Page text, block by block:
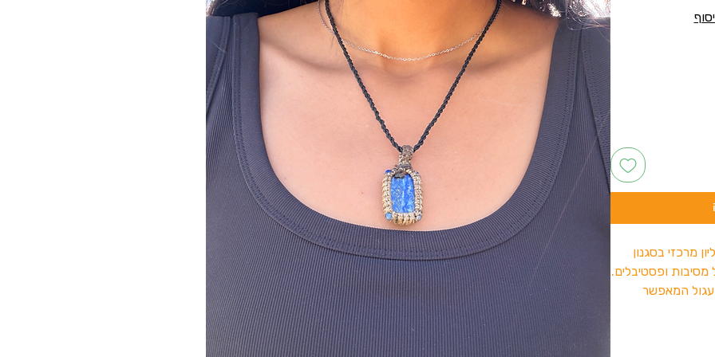
מרכזי בסגנון
ופסטיבלים.
המאפשר